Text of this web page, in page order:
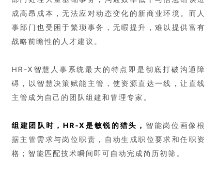
成高昂成本，无法应对动态变化的新商业环境。而人
事部门也受困于繁琐事务，无暇提升，难以提供富有
战略前瞻性的人才建议。
HR-X智慧人事系统最大的特点即是彻底打破沟通障
碍，以智慧决策赋能主管，使资源直达一线，让直线
主管成为自己的团队组建和管理专家。
组建团队时，HR-X是敏锐的猎头， 智能岗位画像根
据主管需求与岗位职责，自动生成职位要求和任职资
格；智能匹配技术瞬间即可自动完成简历初筛。